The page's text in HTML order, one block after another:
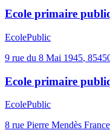
Ecole primaire
EcolePublic
9 rue du 8 Mai 1945,
Ecole primaire
EcolePublic
8 rue Pierre Mendès France